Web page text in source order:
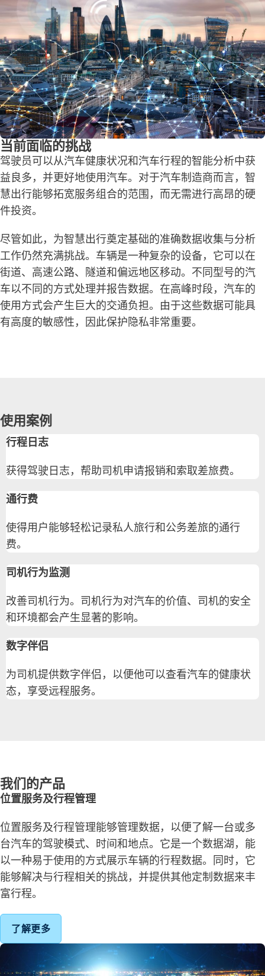
当前面临的挑战
驾驶员可以从汽车健康状况和汽车行程的智能分析中获
益良多，并更好地使用汽车。对于汽车制造商而言，智
慧出行能够拓宽服务组合的范围，而无需进行高昂的硬
件投资。
尽管如此，为智慧出行奠定基础的准确数据收集与分析
工作仍然充满挑战。车辆是一种复杂的设备，它可以在
街道、高速公路、隧道和偏远地区移动。不同型号的汽
车以不同的方式处理并报告数据。在高峰时段，汽车的
使用方式会产生巨大的交通负担。由于这些数据可能具
有高度的敏感性，因此保护隐私非常重要。
使用案例
行程日志
获得驾驶日志，帮助司机申请报销和索取差旅费。
通行费
使得用户能够轻松记录私人旅行和公务差旅的通行
费。
司机行为监测
改善司机行为。司机行为对汽车的价值、司机的安全
和环境都会产生显著的影响。
数字伴侣
为司机提供数字伴侣，以便他可以查看汽车的健康状
态，享受远程服务。
我们的产品
位置服务及行程管理
位置服务及行程管理能够管理数据，以便了解一台或多
台汽车的驾驶模式、时间和地点。它是一个数据湖，能
以一种易于使用的方式展示车辆的行程数据。同时，它
能够解决与行程相关的挑战，并提供其他定制数据来丰
富行程。
了解更多